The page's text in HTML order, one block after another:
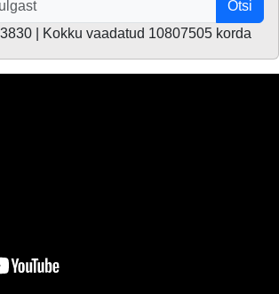
Otsi
| Kokku vaadatud 10807505 korda